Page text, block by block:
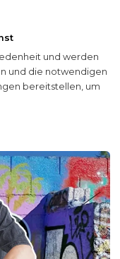
und werden
und die notwendigen
bereitstellen, um